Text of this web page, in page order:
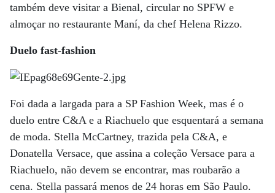
também deve visitar a Bienal, circular no SPFW e
almoçar no restaurante Maní, da chef Helena Rizzo.
Duelo fast-fashion
Foi dada a largada para a SP Fashion Week, mas é o
duelo entre C&A e a Riachuelo que esquentará a semana
de moda. Stella ­McCartney, trazida pela C&A, e
Donatella Versace, que assina a coleção Versace para a
Riachuelo, não devem se encontrar, mas roubarão a
cena. Stella passará menos de 24 horas em São Paulo.